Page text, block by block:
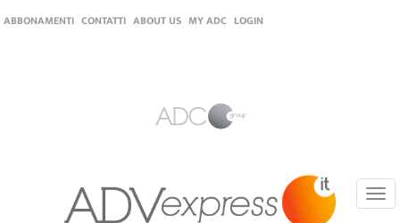
ABBONAMENTI CONTATTI ABOUT US MY ADC LOGIN